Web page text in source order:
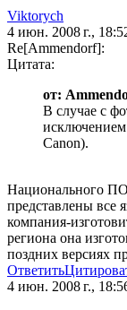
Viktorych
4 июн. 2008 г.,
Re[Ammendorf]:
Цитата:
от:
В случае с
Canon).
Национального
представлены все
компания-
региона она
поздних версиях
Ответить
4 июн. 2008 г.,